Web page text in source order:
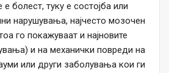
болест, туку е состојба или
нарушувања, најчесто мозочен
го покажуваат и најновите
и на механички повреди на
или други заболувања кои ги